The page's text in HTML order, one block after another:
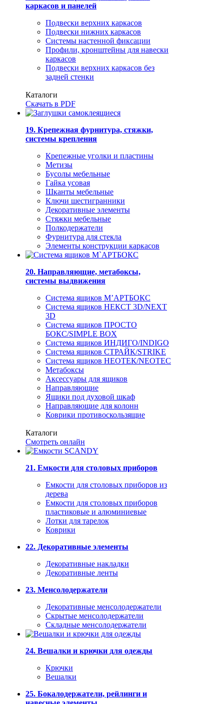
каркасов и панелей
Подвески верхних каркасов
Подвески нижних каркасов
Системы настенной фиксации
Профили, кронштейны для навески
каркасов
Подвески верхних каркасов без
задней стенки
Каталоги
Скачать в PDF
19. Крепежная фурнитура, стяжки,
системы крепления
Крепежные уголки и пластины
Метизы
Бусолы мебельные
Гайка усовая
Шканты мебельные
Ключи шестигранники
Декоративные элементы
Стяжки мебельные
Полкодержатели
Фурнитура для стекла
Элементы конструкции каркасов
20. Направляющие, метабоксы,
системы выдвижения
Система ящиков М’АРТБОКС
Система ящиков НЕКСТ 3D/NEXT
3D
Система ящиков ПРОСТО
БОКС/SIMPLE BOX
Система ящиков ИНДИГО/INDIGO
Система ящиков СТРАЙК/STRIKE
Система ящиков НЕОТЕК/NEOTEC
Метабоксы
Аксессуары для ящиков
Направляющие
Ящики под духовой шкаф
Направляющие для колонн
Коврики противоскользящие
Каталоги
Смотреть онлайн
21. Емкости для столовых приборов
Емкости для столовых приборов из
дерева
Емкости для столовых приборов
пластиковые и алюминиевые
Лотки для тарелок
Коврики
22. Декоративные элементы
Декоративные накладки
Декоративные ленты
23. Менсолодержатели
Декоративные менсолодержатели
Скрытые менсолодержатели
Складные менсолодержатели
24. Вешалки и крючки для одежды
Крючки
Вешалки
25. Бокалодержатели, рейлинги и